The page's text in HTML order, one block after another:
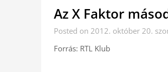
Az X Faktor
Posted on 2012. október 20.
Forrás: RTL Klub